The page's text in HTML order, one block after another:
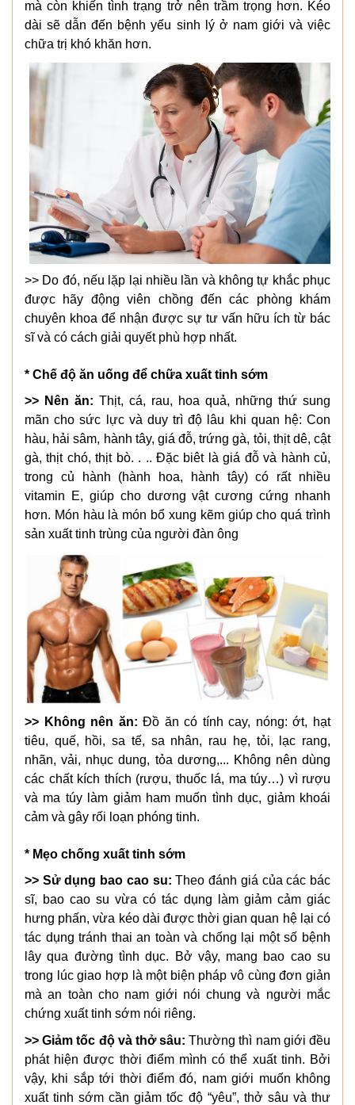
mà còn khiến tình trạng trở nên trầm trọng hơn. Kéo
dài sẽ dẫn đến bệnh yếu sinh lý ở nam giới và việc
chữa trị khó khăn hơn.
>> Do đó, nếu lặp lại nhiều lần và không tự khắc phục
được hãy động viên chồng đến các phòng khám
chuyên khoa để nhận được sự tư vấn hữu ích từ bác
sĩ và có cách giải quyết phù hợp nhất.
* Chế độ ăn uống để chữa xuất tinh sớm
>> Nên ăn: Thịt, cá, rau, hoa quả, những thứ sung
mãn cho sức lực và duy trì độ lâu khi quan hệ: Con
hàu, hải sâm, hành tây, giá đỗ, trứng gà, tỏi, thịt dê, cật
gà, thịt chó, thịt bò. . .. Đặc biêt là giá đỗ và hành củ,
trong củ hành (hành hoa, hành tây) có rất nhiều
vitamin E, giúp cho dương vật cương cứng nhanh
hơn. Món hàu là món bổ xung kẽm giúp cho quá trình
sản xuất tinh trùng của người đàn ông
>> Không nên ăn: Đồ ăn có tính cay, nóng: ớt, hạt
tiêu, quế, hồi, sa tế, sa nhân, rau hẹ, tỏi, lạc rang,
nhãn, vải, nhục dung, tỏa dương,... Không nên dùng
các chất kích thích (rượu, thuốc lá, ma túy…) vì rượu
và ma túy làm giảm ham muốn tình dục, giảm khoái
cảm và gây rối loạn phóng tinh.
* Mẹo chống xuất tinh sớm
>> Sử dụng bao cao su: Theo đánh giá của các bác
sĩ, bao cao su vừa có tác dụng làm giảm cảm giác
hưng phấn, vừa kéo dài được thời gian quan hệ lại có
tác dụng tránh thai an toàn và chống lại một số bệnh
lây qua đường tình dục. Bở vậy, mang bao cao su
trong lúc giao hợp là một biện pháp vô cùng đơn giản
mà an toàn cho nam giới nói chung và người mắc
chứng xuất tinh sớm nói riêng.
>> Giảm tốc độ và thở sâu: Thường thì nam giới đều
phát hiện được thời điểm mình có thể xuất tinh. Bởi
vậy, khi sắp tới thời điểm đó, nam giới muốn không
xuất tinh sớm cần giảm tốc độ “yêu”, thở sâu và thư